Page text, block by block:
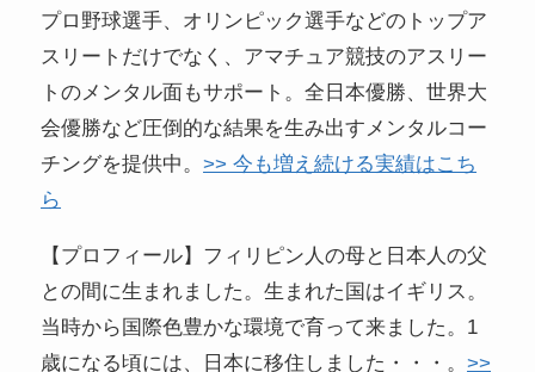
プロ野球選手、オリンピック選手などのトップア
スリートだけでなく、アマチュア競技のアスリー
トのメンタル面もサポート。全日本優勝、世界大
会優勝など圧倒的な結果を生み出すメンタルコー
チングを提供中。>> 今も増え続ける実績はこち
ら
【プロフィール】フィリピン人の母と日本人の父
との間に生まれました。生まれた国はイギリス。
当時から国際色豊かな環境で育って来ました。1
歳になる頃には、日本に移住しました・・・。>>